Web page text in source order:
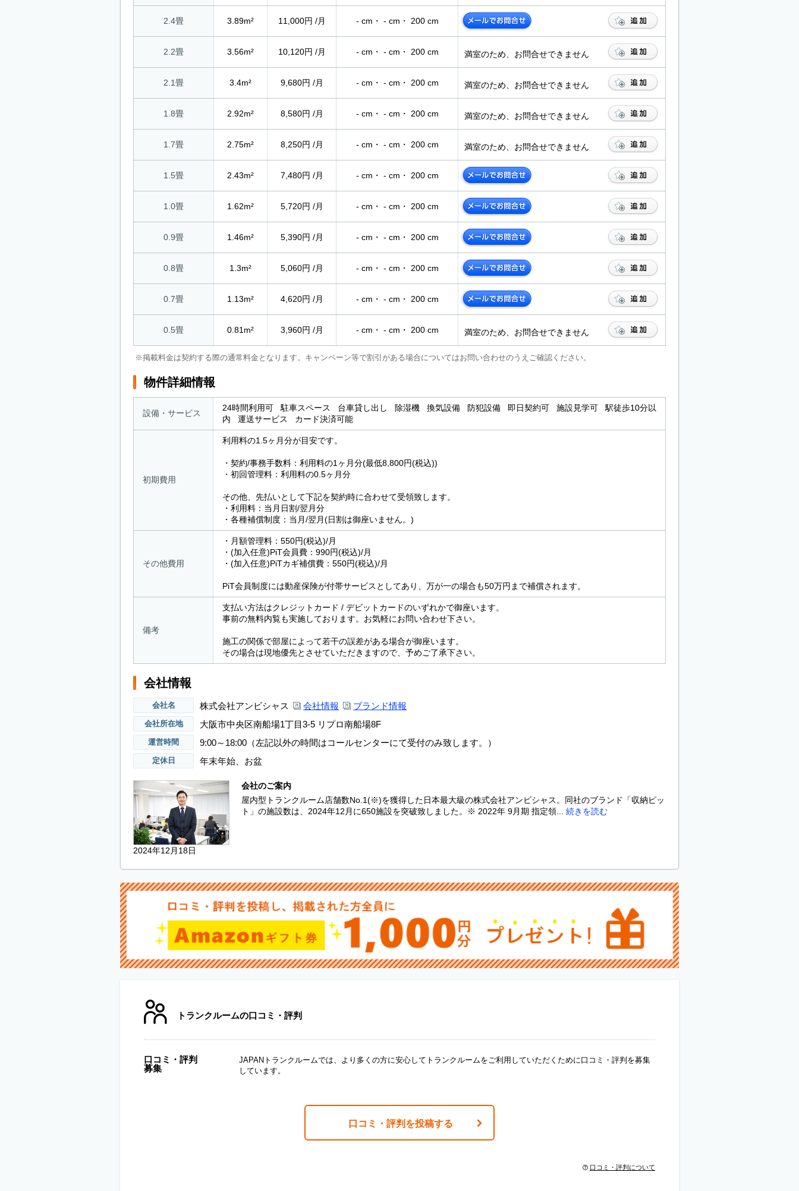
2.4畳 3.89m² 11,000円 /月 - cm・ - cm・ 200 cm
2.2畳 3.56m² 10,120円 /月 - cm・ - cm・ 200 cm 満室のため、お問合せできません
2.1畳 3.4m² 9,680円 /月 - cm・ - cm・ 200 cm 満室のため、お問合せできません
1.8畳 2.92m² 8,580円 /月 - cm・ - cm・ 200 cm 満室のため、お問合せできません
1.7畳 2.75m² 8,250円 /月 - cm・ - cm・ 200 cm 満室のため、お問合せできません
1.5畳 2.43m² 7,480円 /月 - cm・ - cm・ 200 cm
1.0畳 1.62m² 5,720円 /月 - cm・ - cm・ 200 cm
0.9畳 1.46m² 5,390円 /月 - cm・ - cm・ 200 cm
0.8畳 1.3m² 5,060円 /月 - cm・ - cm・ 200 cm
0.7畳 1.13m² 4,620円 /月 - cm・ - cm・ 200 cm
0.5畳 0.81m² 3,960円 /月 - cm・ - cm・ 200 cm 満室のため、お問合せできません
※掲載料金は契約する際の通常料金となります。キャンペーン等で割引がある場合についてはお問い合わせのうえご確認ください。
物件詳細情報
設備・サービス
24時間利用可 駐車スペース 台車貸し出し 除湿機 換気設備 防犯設備 即日契約可 施設見学可 駅徒歩10分以
内 運送サービス カード決済可能
初期費用
利用料の1.5ヶ月分が目安です。
・契約/事務手数料：利用料の1ヶ月分(最低8,800円(税込))
・初回管理料：利用料の0.5ヶ月分
その他、先払いとして下記を契約時に合わせて受領致します。
・利用料：当月日割/翌月分
・各種補償制度：当月/翌月(日割は御座いません。)
その他費用
・月額管理料：550円(税込)/月
・(加入任意)PiT会員費：990円(税込)/月
・(加入任意)PiTカギ補償費：550円(税込)/月
PiT会員制度には動産保険が付帯サービスとしてあり、万が一の場合も50万円まで補償されます。
備考
支払い方法はクレジットカード / デビットカードのいずれかで御座います。
事前の無料内覧も実施しております。お気軽にお問い合わせ下さい。
施工の関係で部屋によって若干の誤差がある場合が御座います。
その場合は現地優先とさせていただきますので、予めご了承下さい。
会社情報
会社名 株式会社アンビシャス 会社情報 ブランド情報
会社所在地 大阪市中央区南船場1丁目3-5 リプロ南船場8F
運営時間 9:00～18:00（左記以外の時間はコールセンターにて受付のみ致します。）
定休日 年末年始、お盆
2024年12月18日
会社のご案内
屋内型トランクルーム店舗数No.1(※)を獲得した日本最大級の株式会社アンビシャス。同社のブランド「収納ピッ
ト」の施設数は、2024年12月に650施設を突破致しました。※ 2022年 9月期 指定領...
続きを読む
トランクルームの口コミ・評判
口コミ・評判
募集
JAPANトランクルームでは、より多くの方に安心してトランクルームをご利用していただくために口コミ・評判を募集
しています。
口コミ・評判を投稿する
口コミ・評判について